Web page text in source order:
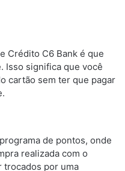
Crédito C6 Bank é que
Isso significa que você
cartão sem ter que pagar
de pontos, onde
realizada com o
trocados por uma